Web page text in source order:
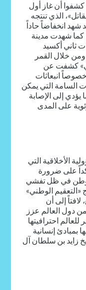
أن غاز أول
الذي تنتجه
انخفاضاً حاداً
تقارب 50% مقارنة بعام 2019، كما شهدت مدينة
ثاني أكسيد
ومن خلال القمر
«كوبرنيكوس سنتينل 5 بي» كشفت عن
انبعاثات
السامة التي يمكن
يؤدي إلى الإصابة
على المدى
الأخلاقية التي
على ضرورة
في ظل تفشي
الوطني»
إلى أن
دول العالم عزز
للعالم احترافيتها
بمبادئ إنسانية
زايد بن سلطان آل